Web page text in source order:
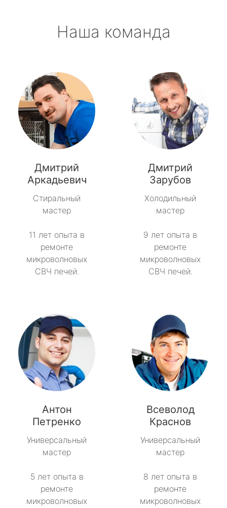
Наша команда
Дмитрий
Аркадьевич
Стиральный
мастер
11 лет опыта в
ремонте
микроволновых
СВЧ печей.
Дмитрий
Зарубов
Холодильный
мастер
9 лет опыта в
ремонте
микроволновых
СВЧ печей.
Антон
Петренко
Универсальный
мастер
5 лет опыта в
ремонте
микроволновых
Всеволод
Краснов
Универсальный
мастер
8 лет опыта в
ремонте
микроволновых